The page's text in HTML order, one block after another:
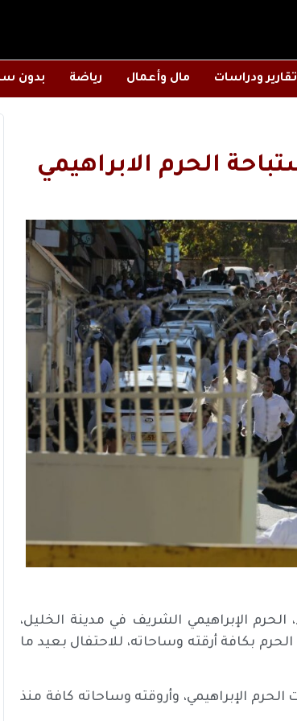
تقارير ودراسات مال وأعمال رياضة بدون
الحرم الابراهيمي
الحرم الإبراهيمي الشريف في مدينة الخليل،
بكافة أرقته وساحاته، للاحتفال بعيد ما
الإبراهيمي، وأروقته وساحاته كافة منذ